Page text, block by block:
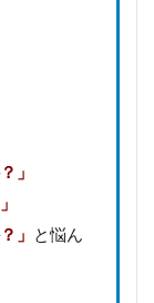
」
」 と悩ん